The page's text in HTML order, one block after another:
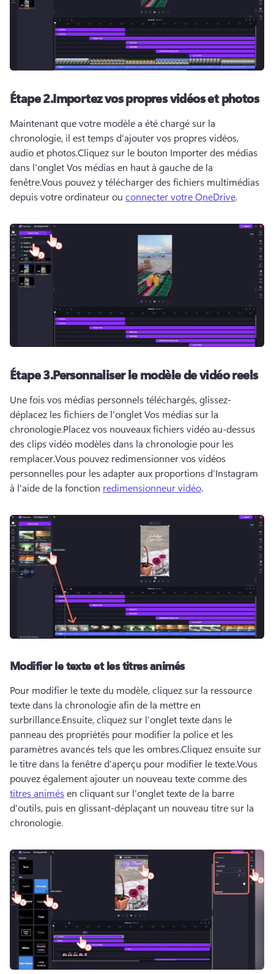
Étape 2.Importez vos propres vidéos et photos
Maintenant que votre modèle a été chargé sur la
chronologie, il est temps d'ajouter vos propres vidéos,
audio et photos.Cliquez sur le bouton Importer des médias
dans l'onglet Vos médias en haut à gauche de la
fenêtre.Vous pouvez y télécharger des fichiers multimédias
depuis votre ordinateur ou connecter votre OneDrive.
Étape 3.Personnaliser le modèle de vidéo reels
Une fois vos médias personnels téléchargés, glissez-
déplacez les fichiers de l'onglet Vos médias sur la
chronologie.Placez vos nouveaux fichiers vidéo au-dessus
des clips vidéo modèles dans la chronologie pour les
remplacer.Vous pouvez redimensionner vos vidéos
personnelles pour les adapter aux proportions d'Instagram
à l'aide de la fonction redimensionneur vidéo.
Modifier le texte et les titres animés
Pour modifier le texte du modèle, cliquez sur la ressource
texte dans la chronologie afin de la mettre en
surbrillance.Ensuite, cliquez sur l'onglet texte dans le
panneau des propriétés pour modifier la police et les
paramètres avancés tels que les ombres.Cliquez ensuite sur
le titre dans la fenêtre d’aperçu pour modifier le texte.Vous
pouvez également ajouter un nouveau texte comme des
titres animés en cliquant sur l'onglet texte de la barre
d'outils, puis en glissant-déplaçant un nouveau titre sur la
chronologie.